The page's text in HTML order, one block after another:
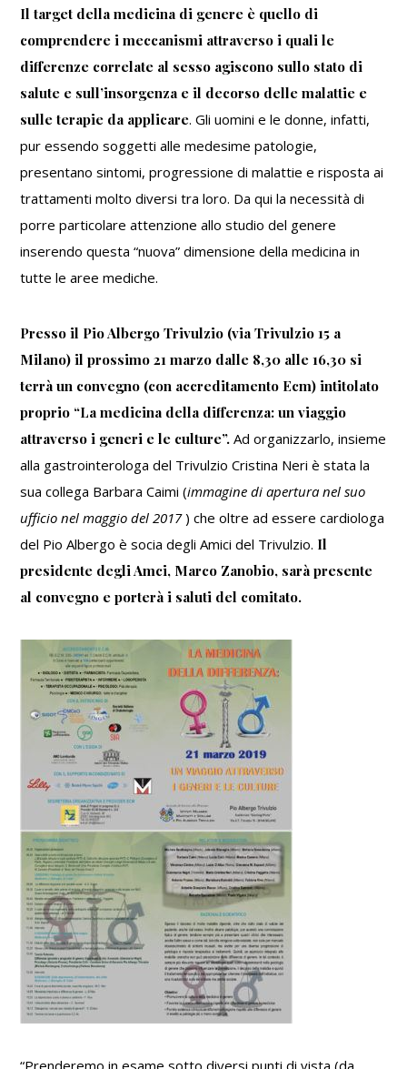
Il target della medicina di genere è quello di
comprendere i meccanismi attraverso i quali le
differenze correlate al sesso agiscono sullo stato di
salute e sull’insorgenza e il decorso delle malattie e
sulle terapie da applicare. Gli uomini e le donne, infatti,
pur essendo soggetti alle medesime patologie,
presentano sintomi, progressione di malattie e risposta ai
trattamenti molto diversi tra loro. Da qui la necessità di
porre particolare attenzione allo studio del genere
inserendo questa “nuova” dimensione della medicina in
tutte le aree mediche.
Presso il Pio Albergo Trivulzio (via Trivulzio 15 a
Milano) il prossimo 21 marzo dalle 8,30 alle 16,30 si
terrà un convegno (con accreditamento Ecm) intitolato
proprio “La medicina della differenza: un viaggio
attraverso i generi e le culture”. Ad organizzarlo, insieme
alla gastrointerologa del Trivulzio Cristina Neri è stata la
sua collega Barbara Caimi (immagine di apertura nel suo
ufficio nel maggio del 2017) che oltre ad essere cardiologa
del Pio Albergo è socia degli Amici del Trivulzio. Il
presidente degli Amci, Marco Zanobio, sarà presente
al convegno e porterà i saluti del comitato.